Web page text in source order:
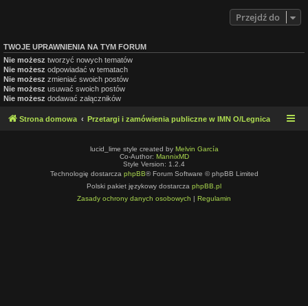
Przejdź do
TWOJE UPRAWNIENIA NA TYM FORUM
Nie możesz tworzyć nowych tematów
Nie możesz odpowiadać w tematach
Nie możesz zmieniać swoich postów
Nie możesz usuwać swoich postów
Nie możesz dodawać załączników
Strona domowa Przetargi i zamówienia publiczne w IMN O/Legnica
lucid_lime style created by Melvin García
Co-Author: MannixMD
Style Version: 1.2.4
Technologię dostarcza phpBB® Forum Software © phpBB Limited
Polski pakiet językowy dostarcza phpBB.pl
Zasady ochrony danych osobowych | Regulamin